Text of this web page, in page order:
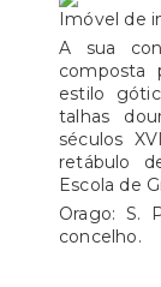
Imóvel de
A sua
composta
estilo
talhas
séculos
retábulo
Escola de
Orago: S.
concelho.